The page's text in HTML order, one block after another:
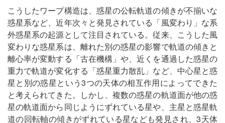
こうしたワープ構造は、惑星の公転軌道の傾きが不揃いな
惑星系など、近年次々と発見されている「風変わり」な系
外惑星系の起源として注目されている。従来、こうした風
変わりな惑星系は、離れた別の惑星の影響で軌道の傾きと
離心率が変動する「古在機構」や、近くを通過した惑星の
重力で軌道が変化する「惑星重力散乱」など、中心星と惑
星と別の惑星という3つの天体の相互作用によってできた
と考えられてきた。しかし、複数の惑星の軌道面が他の惑
星の軌道面から同じようにずれている星や、主星と惑星軌
道の回転軸の傾きがずれている星なども発見され、3天体